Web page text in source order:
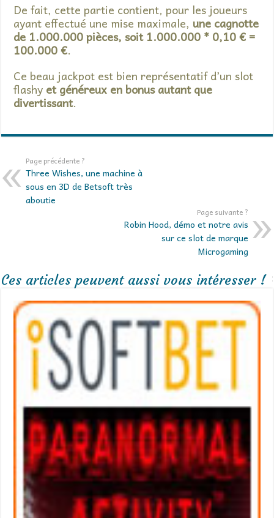
De fait, cette partie contient, pour les joueurs
ayant effectué une mise maximale, une cagnotte
de 1.000.000 pièces, soit 1.000.000 * 0,10 € =
100.000 €.
Ce beau jackpot est bien représentatif d’un slot
flashy et généreux en bonus autant que
divertissant.
Page précédente ?
Three Wishes, une machine à
sous en 3D de Betsoft très
aboutie
Page suivante ?
Robin Hood, démo et notre avis
sur ce slot de marque
Microgaming
Ces articles peuvent aussi vous intéresser !